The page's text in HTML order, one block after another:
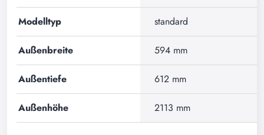
Modelltyp standard
Außenbreite 594 mm
Außentiefe 612 mm
Außenhöhe 2113 mm